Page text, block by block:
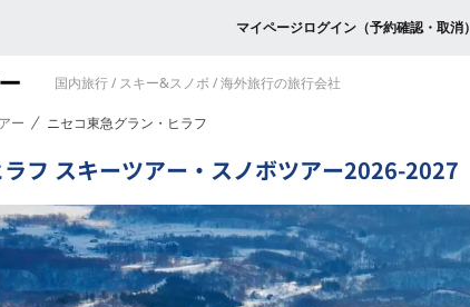
マイページログイン（予約確認・取消）
国内旅行 / スキー&スノボ / 海外旅行の旅行会社
ー /
ニセコ東急グラン・ヒラフ
フ スキーツアー・スノボツアー2026-2027